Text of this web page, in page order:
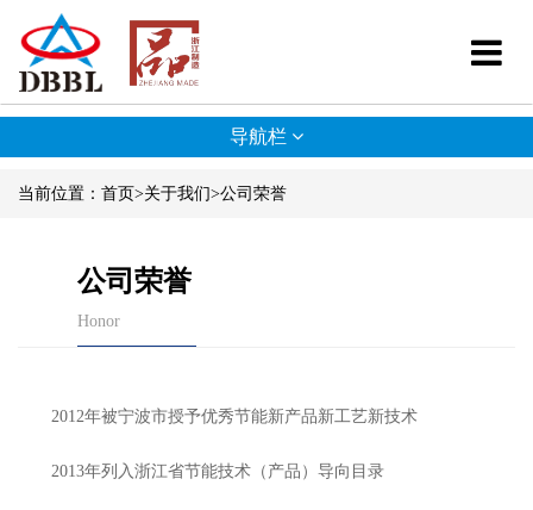
导航栏
当前位置： 首页>关于我们>公司荣誉
公司荣誉
Honor
2012年被宁波市授予优秀节能新产品新工艺新技术
2013年列入浙江省节能技术（产品）导向目录